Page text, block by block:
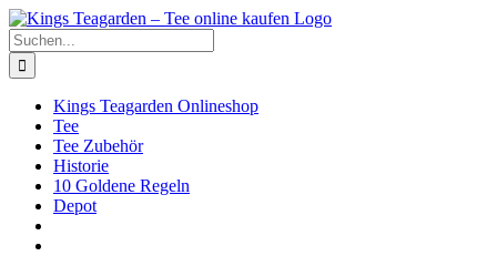
Zum
Inhalt
springen
Facebook
X
Instagram
Pinterest
Suche
nach:
Kings Teagarden Onlineshop
Tee
Tee Zubehör
Historie
10 Goldene Regeln
Depot